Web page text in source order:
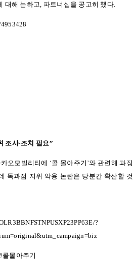
대해 논하고, 파트너십을 공고히 했다.
조사·조치 필요”
오모빌리티에 ‘콜 몰아주기 ’와 관련해 과징
독과점 지위 악용 논란은 당분간 확산할 것
?
콜몰아주기